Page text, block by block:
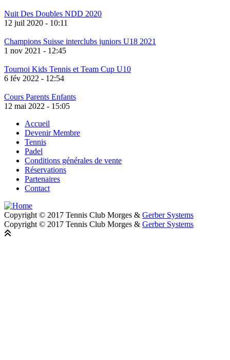
Nuit Des Doubles NDD 2020
12 juil 2020 - 10:11
Champions Suisse interclubs juniors U18 2021
1 nov 2021 - 12:45
Tournoi Kids Tennis et Team Cup U10
6 fév 2022 - 12:54
Cours Parents Enfants
12 mai 2022 - 15:05
Footer
Accueil
Devenir Membre
Tennis
Padel
Conditions générales de vente
Réservations
Partenaires
Contact
Copyright © 2017 Tennis Club Morges & Gerber Systems
Copyright © 2017 Tennis Club Morges & Gerber Systems